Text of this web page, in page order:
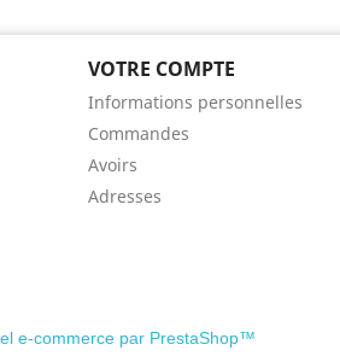
VOTRE COMPTE
Informations personnelles
Commandes
Avoirs
Adresses
e-commerce par PrestaShop™